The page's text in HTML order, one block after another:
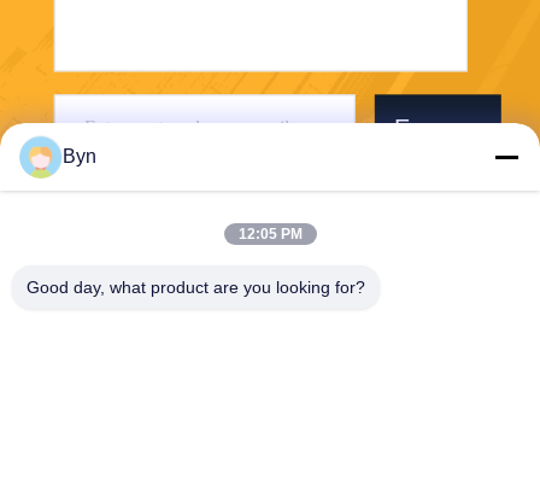
Envoyer
Byn
12:05 PM
Good day, what product are you looking for?